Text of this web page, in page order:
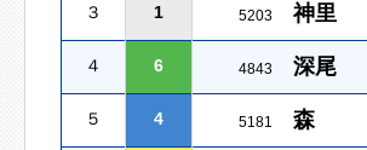
３ 1 5203 神里
４ 6 4843 深尾
５ 4 5181 森